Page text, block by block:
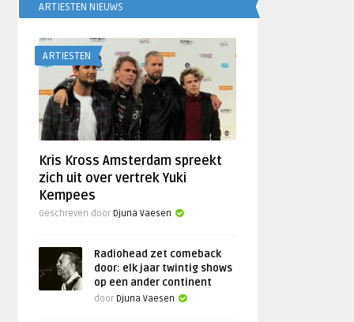
ARTIESTEN NIEUWS
ARTIESTEN
Kris Kross Amsterdam spreekt
zich uit over vertrek Yuki
Kempees
Geschreven door Djuna Vaesen
Radiohead zet comeback
door: elk jaar twintig shows
op een ander continent
door Djuna Vaesen